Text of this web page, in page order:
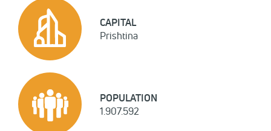
CAPITAL
Prishtina
POPULATION
1.907.592